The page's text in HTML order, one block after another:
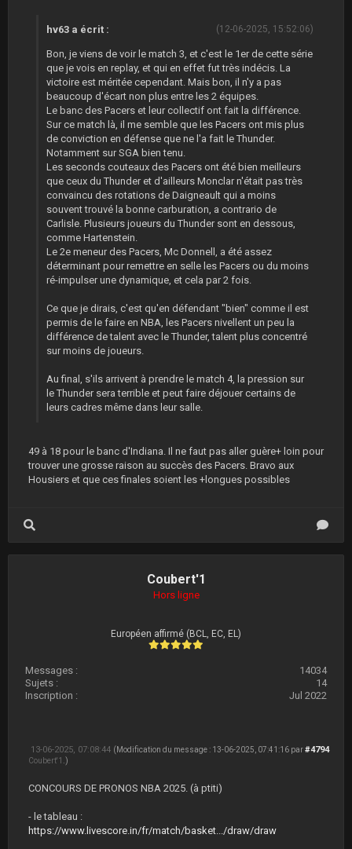
(12-06-2025, 15:52:06)
hv63 a écrit :
Bon, je viens de voir le match 3, et c'est le 1er de cette série
que je vois en replay, et qui en effet fut très indécis. La
victoire est méritée cependant. Mais bon, il n'y a pas
beaucoup d'écart non plus entre les 2 équipes.
Le banc des Pacers et leur collectif ont fait la différence.
Sur ce match là, il me semble que les Pacers ont mis plus
de conviction en défense que ne l'a fait le Thunder.
Notamment sur SGA bien tenu.
Les seconds couteaux des Pacers ont été bien meilleurs
que ceux du Thunder et d'ailleurs Monclar n'était pas très
convaincu des rotations de Daigneault qui a moins
souvent trouvé la bonne carburation, a contrario de
Carlisle. Plusieurs joueurs du Thunder sont en dessous,
comme Hartenstein.
Le 2e meneur des Pacers, Mc Donnell, a été assez
déterminant pour remettre en selle les Pacers ou du moins
ré-impulser une dynamique, et cela par 2 fois.
Ce que je dirais, c'est qu'en défendant "bien" comme il est
permis de le faire en NBA, les Pacers nivellent un peu la
différence de talent avec le Thunder, talent plus concentré
sur moins de joueurs.
Au final, s'ils arrivent à prendre le match 4, la pression sur
le Thunder sera terrible et peut faire déjouer certains de
leurs cadres même dans leur salle.
49 à 18 pour le banc d'Indiana. Il ne faut pas aller guère+ loin pour
trouver une grosse raison au succès des Pacers. Bravo aux
Housiers et que ces finales soient les +longues possibles
Coubert'1
Hors ligne
Européen affirmé (BCL, EC, EL)
Messages :
14034
Sujets :
14
Inscription :
Jul 2022
#4794
13-06-2025, 07:08:44 (Modification du message : 13-06-2025, 07:41:16 par
Coubert'1
.)
CONCOURS DE PRONOS NBA 2025. (à ptiti)
- le tableau :
https://www.livescore.in/fr/match/basket.../draw/draw